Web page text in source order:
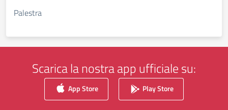
Palestra
Scarica la nostra app ufficiale su:
App Store Play Store